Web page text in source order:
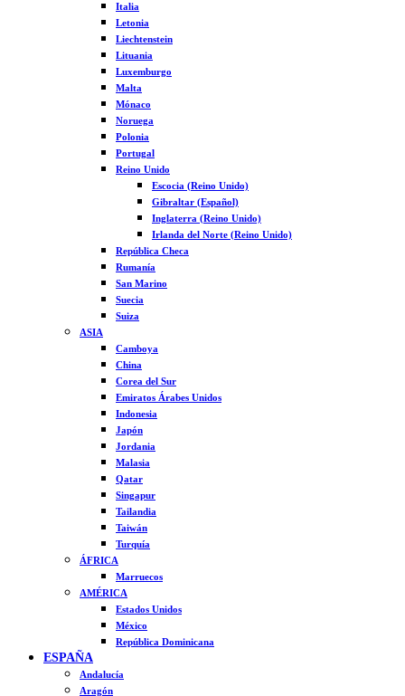
Italia
Letonia
Liechtenstein
Lituania
Luxemburgo
Malta
Mónaco
Noruega
Polonia
Portugal
Reino Unido
Escocia (Reino Unido)
Gibraltar (Español)
Inglaterra (Reino Unido)
Irlanda del Norte (Reino Unido)
República Checa
Rumanía
San Marino
Suecia
Suiza
ASIA
Camboya
China
Corea del Sur
Emiratos Árabes Unidos
Indonesia
Japón
Jordania
Malasia
Qatar
Singapur
Tailandia
Taiwán
Turquía
ÁFRICA
Marruecos
AMÉRICA
Estados Unidos
México
República Dominicana
ESPAÑA
Andalucía
Aragón